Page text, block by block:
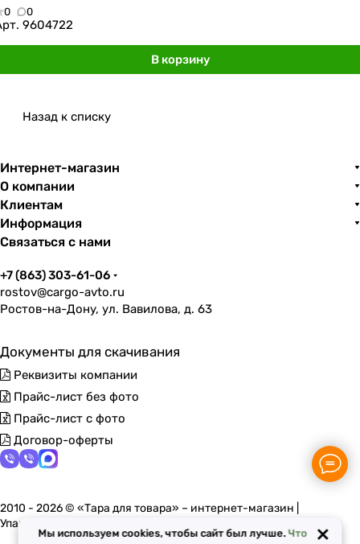
0 0
9604722
В корзину
Назад к списку
Интернет-магазин
О компании
Клиентам
Информация
Связаться с нами
+7 (863) 303-61-06
rostov@cargo-avto.ru
Ростов-на-Дону, ул. Вавилова, д. 63
Документы для скачивания
Реквизиты компании
Прайс-лист без фото
Прайс-лист с фото
Договор-оферты
2010 - 2026 © «Тара для товара» – интернет-магазин |
Упаковочные материалы в Ростове-на-Дону
Мы используем cookies, чтобы сайт был лучше.Что
×